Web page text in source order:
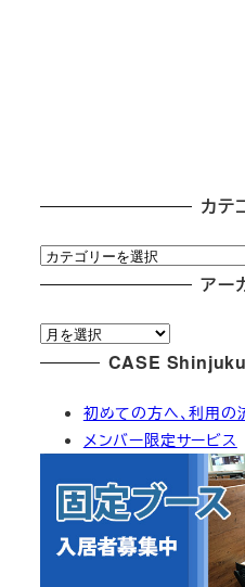
カテ
カ
テ
リ
ー
アー
ア
ー
CASE
初めての方へ、利用の
メンバー限定サービス